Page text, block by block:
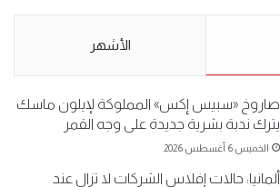
نبيع مخدرات يعني ولا خمر؟!.
الأشهر
صاروخ «سبيس إكس» المملوكة لإيلون ماسك
يترك ندبة بشرية جديدة على وجه القمر
الخميس 6 أغسطس 2026
ألمانيا: حالات إفلاس الشركات لا تزال عند